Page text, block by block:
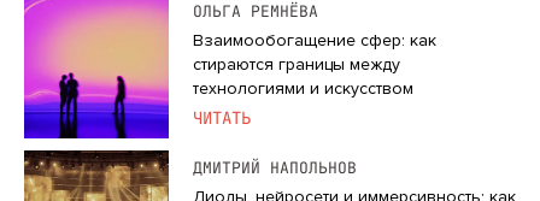
ОЛЬГА РЕМНЁВА
Взаимообогащение сфер: как
стираются границы между
технологиями и искусством
ЧИТАТЬ
ДМИТРИЙ НАПОЛЬНОВ